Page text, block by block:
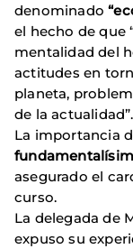
denominado
el hecho de que
mentalidad del
actitudes en
planeta,
de la actualidad”.
La importancia
asegurado el
curso.
La delegada de
expuso su